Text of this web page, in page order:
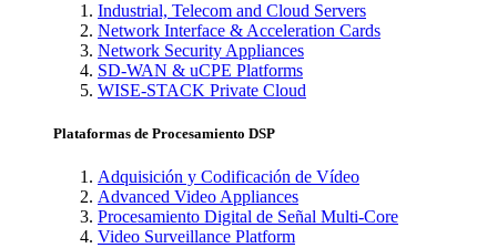
Industrial, Telecom and Cloud Servers
Network Interface & Acceleration Cards
Network Security Appliances
SD-WAN & uCPE Platforms
WISE-STACK Private Cloud
Plataformas de Procesamiento DSP
Adquisición y Codificación de Vídeo
Advanced Video Appliances
Procesamiento Digital de Señal Multi-Core
Video Surveillance Platform